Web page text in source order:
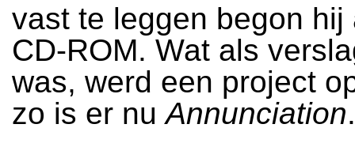
vast te leggen begon hij
CD-ROM. Wat als
was, werd een project
zo is er nuAnnunciation.